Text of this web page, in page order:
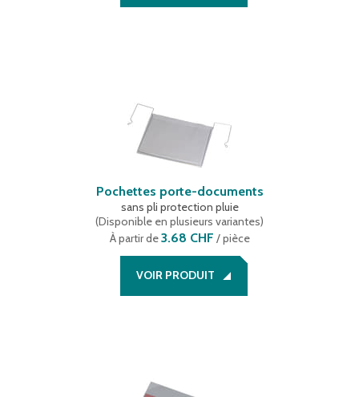
Pochettes porte-documents
sans pli protection pluie
(Disponible en plusieurs variantes)
À partir de3.68 CHF / pièce
VOIR PRODUIT